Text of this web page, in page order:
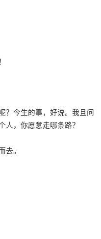
今生的事，好说。我且问
，你愿意走哪条路？
去。